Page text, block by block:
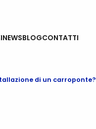
NEWSBLOGCONTATTI
di un carroponte?